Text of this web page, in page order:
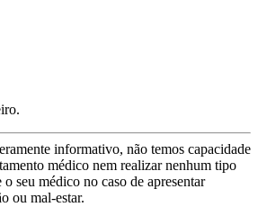
informativo, não temos capacidade
médico nem realizar nenhum tipo
seu médico no caso de apresentar
ou mal-estar.